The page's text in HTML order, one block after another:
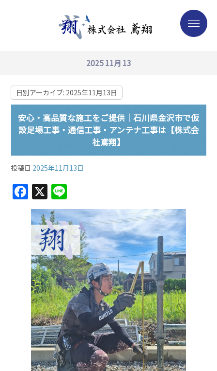
2025 11月 13
日別アーカイブ: 2025年11月13日
安心・高品質な施工をご提供｜石川県金沢市で仮
設足場工事・通信工事・アンテナ工事は【株式会
社鳶翔】
投稿日 2025年11月13日
F
a
c
e
b
o
o
k
X
n
e